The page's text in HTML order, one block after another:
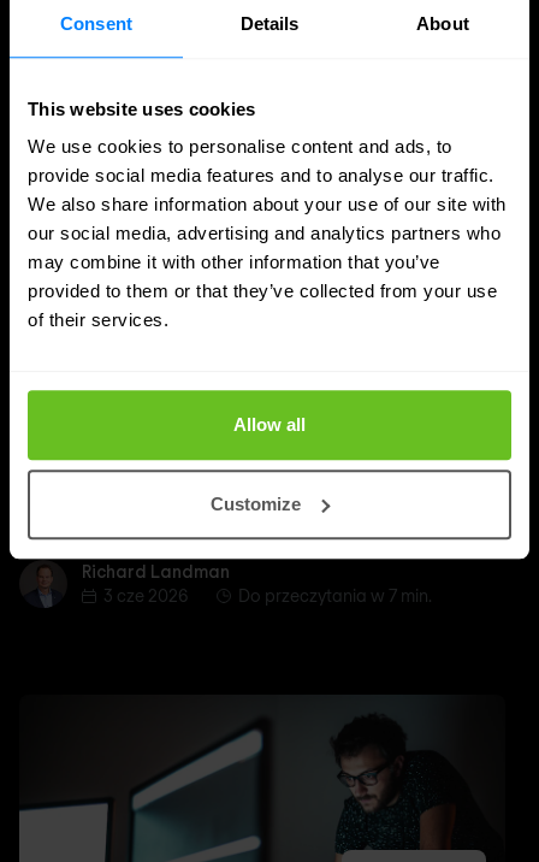
Consent Details About
This website uses cookies
We use cookies to personalise content and ads, to
provide social media features and to analyse our traffic.
We also share information about your use of our site with
our social media, advertising and analytics partners who
may combine it with other information that you’ve
provided to them or that they’ve collected from your use
of their services.
Allow all
Customize
Portfolio
obszarów
zakresu cyberbezpieczeństwa, która nie opiera się na
poszczególnych produktach, ale na architekturze.
Richard Landman
Richard Landman
3 cze 2026
Do przeczytania w 7 min.